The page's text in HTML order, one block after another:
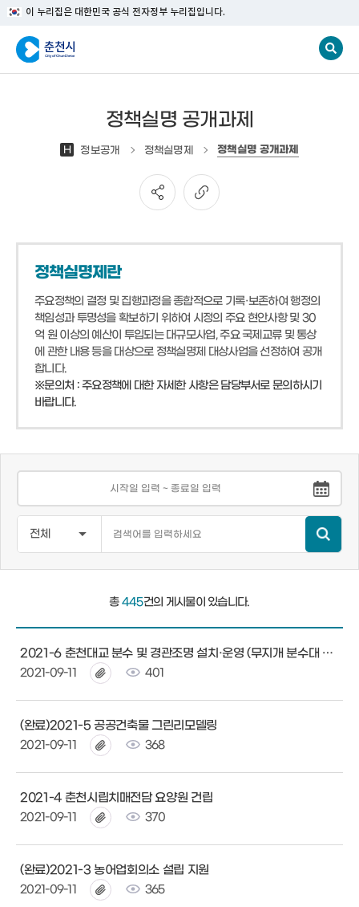
이 누리집은 대한민국 공식 전자정부 누리집입니다.
정책실명 공개과제
H 정보공개 정책실명제 정책실명 공개과제
정책실명제란
주요정책의 결정 및 집행과정을 종합적으로 기록·보존하여 행정의
책임성과 투명성을 확보하기 위하여 시정의 주요 현안사항 및 30
억 원 이상의 예산이 투입되는 대규모사업, 주요 국제교류 및 통상
에 관한 내용 등을 대상으로 정책실명제 대상사업을 선정하여 공개
합니다.
※문의처 : 주요정책에 대한 자세한 사항은 담당부서로 문의하시기
바랍니다.
총445건의 게시물이 있습니다.
2021-6 춘천대교 분수 및 경관조명 설치·운영 (무지개 분수대 설치)
2021-09-11 401
(완료)2021-5 공공건축물 그린리모델링
2021-09-11 368
2021-4 춘천시립치매전담 요양원 건립
2021-09-11 370
(완료)2021-3 농어업회의소 설립 지원
2021-09-11 365